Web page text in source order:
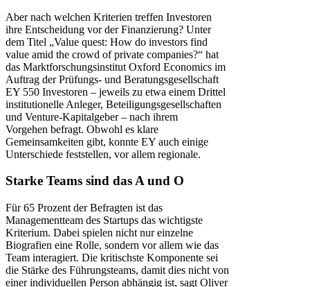
Aber nach welchen Kriterien treffen Investoren
ihre Entscheidung vor der Finanzierung? Unter
dem Titel „Value quest: How do investors find
value amid the crowd of private companies?“ hat
das Marktforschungsinstitut Oxford Economics im
Auftrag der Prüfungs- und Beratungsgesellschaft
EY 550 Investoren – jeweils zu etwa einem Drittel
institutionelle Anleger, Beteiligungsgesellschaften
und Venture-Kapitalgeber – nach ihrem
Vorgehen befragt. Obwohl es klare
Gemeinsamkeiten gibt, konnte EY auch einige
Unterschiede feststellen, vor allem regionale.
Starke Teams sind das A und O
Für 65 Prozent der Befragten ist das
Managementteam des Startups das wichtigste
Kriterium. Dabei spielen nicht nur einzelne
Biografien eine Rolle, sondern vor allem wie das
Team interagiert. Die kritischste Komponente sei
die Stärke des Führungsteams, damit dies nicht von
einer individuellen Person abhängig ist, sagt Oliver